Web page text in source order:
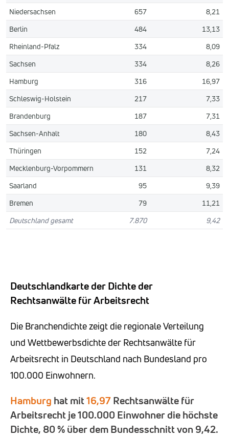
Niedersachsen
657
8,21
Berlin
484
13,13
Rheinland-Pfalz
334
8,09
Sachsen
334
8,26
Hamburg
316
16,97
Schleswig-Holstein
217
7,33
Brandenburg
187
7,31
Sachsen-Anhalt
180
8,43
Thüringen
152
7,24
Mecklenburg-Vorpommern
131
8,32
Saarland
95
9,39
Bremen
79
11,21
Deutschland gesamt
7.870 9,42
Deutschlandkarte der Dichte der
Rechtsanwälte für Arbeitsrecht
Die Branchendichte zeigt die regionale Verteilung
und Wettbewerbsdichte der Rechtsanwälte für
Arbeitsrecht in Deutschland nach Bundesland pro
100.000 Einwohnern.
Hamburg hat mit16,97Rechtsanwälte für
Arbeitsrecht je 100.000 Einwohner die höchste
Dichte, 80 % über dem Bundesschnitt von 9,42.